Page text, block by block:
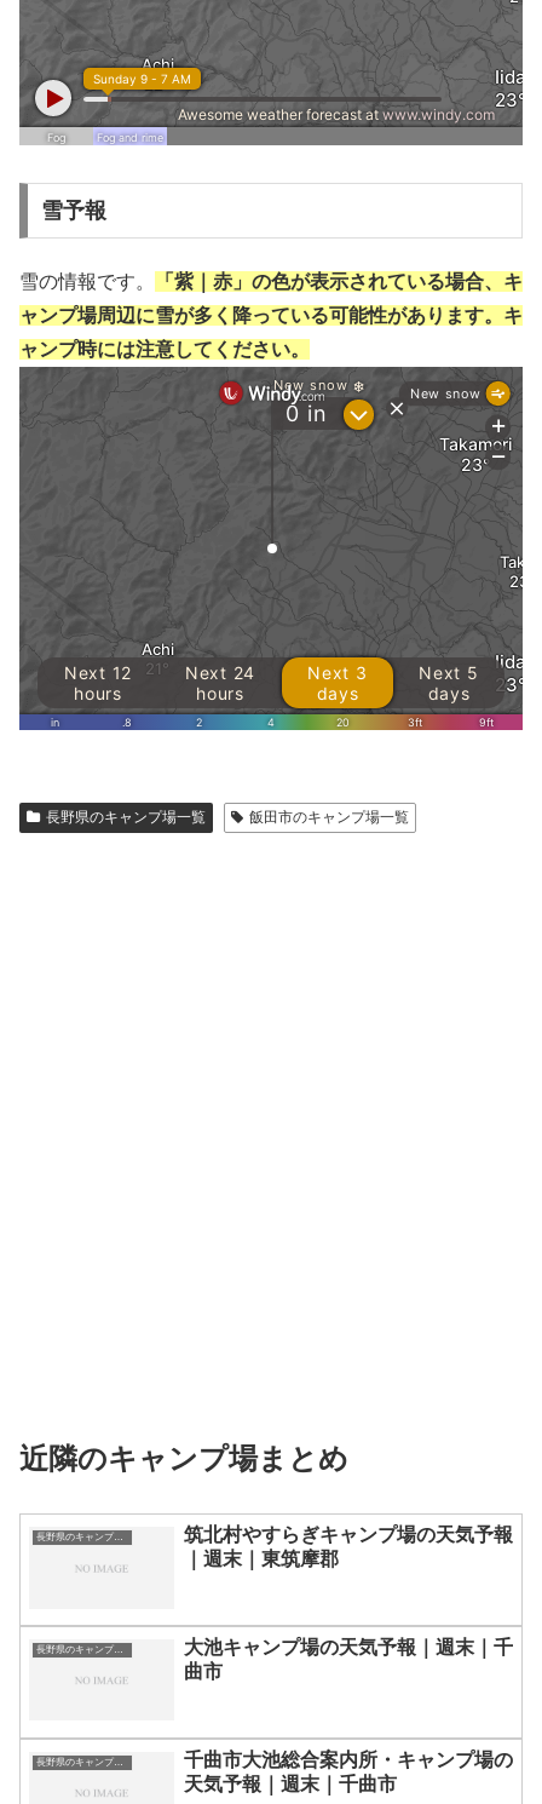
雪予報
雪の情報です。
「紫｜赤」の色が表示されている場合、キ
ャンプ場周辺に雪が多く降っている可能性があります。キ
ャンプ時には注意してください。
長野県のキャンプ場一覧 飯田市のキャンプ場一覧
近隣のキャンプ場まとめ
長野県のキャンプ場一覧
筑北村やすらぎキャンプ場の天気予報
｜週末｜東筑摩郡
長野県のキャンプ場一覧
大池キャンプ場の天気予報｜週末｜千
曲市
長野県のキャンプ場一覧
千曲市大池総合案内所・キャンプ場の
天気予報｜週末｜千曲市